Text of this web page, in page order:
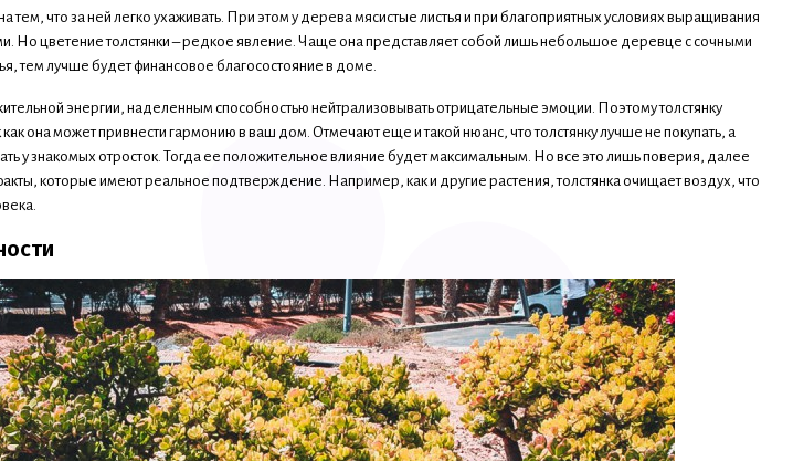
тем, что за ней легко ухаживать. При этом у дерева мясистые листья и при благоприятных условиях выращивания
Но цветение толстянки – редкое явление. Чаще она представляет собой лишь небольшое деревце с сочными
тем лучше будет финансовое благосостояние в доме.
энергии, наделенным способностью нейтрализовывать отрицательные эмоции. Поэтому толстянку
она может привнести гармонию в ваш дом. Отмечают еще и такой нюанс, что толстянку лучше не покупать, а
у знакомых отросток. Тогда ее положительное влияние будет максимальным. Но все это лишь поверия, далее
которые имеют реальное подтверждение. Например, как и другие растения, толстянка очищает воздух, что